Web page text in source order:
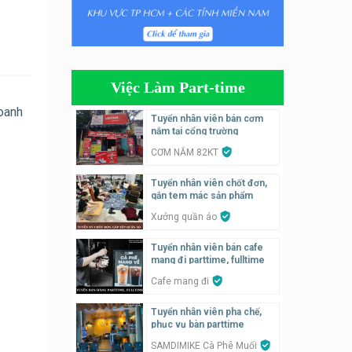
Tuyển nhân viên edit ảnh,
video parttime
phục vụ bàn
Nhà hàng Phủi Quán
– hỗ trợ ăn ở
Tuyển nhân viên bán hàng
parttime
GÀ GÔ FASTFOOD
Tuyển nhân viên bán hàng
parttime
Húp Tea
Việc Làm Part-time
Tuyển nhân viên bán cơm
nắm tại cổng trường
CƠM NẮM 82KT
Tuyển nhân viên chốt đơn,
gắn tem mác sản phẩm
Xưởng quần áo
Tuyển nhân viên bán cafe
mang đi parttime, fulltime
Cafe mang đi
Tuyển nhân viên pha chế,
phục vụ bàn parttime
SAMDIMIKE Cà Phê Muối